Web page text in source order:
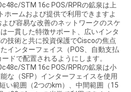
STM 16c POS/RPRの鉱泉は上
ホームおよび提供で利用できますよ
び容易な改善のネットワークのスケ
一貫した特徴サポート、広いインタ
技術と共に投資保護でCiscoの焦点
インターフェイス（POS、自動支払
ドで配置されるようにします。
STM 16c POS/RPRの鉱泉は小
な（SFP）インターフェイスを使用
い範囲（2つのkm）、中間範囲（15